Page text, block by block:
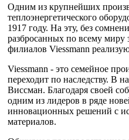
Одним из крупнейших
теплоэнергетического
1917 году. На эту, без
разбросанных по всему миру
филиалов Viessmann
Viessmann - это семейное
переходит по наследству. В
Виссман. Благодаря своей
одним из лидеров в ряде
инновационных решений с
материалов.